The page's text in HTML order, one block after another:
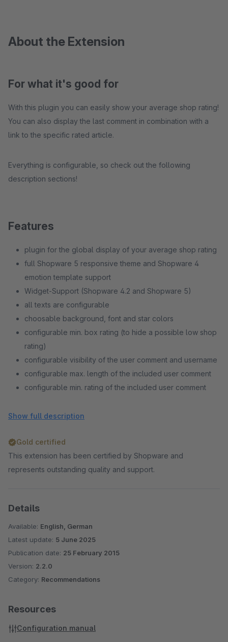
About the Extension
For what it's good for
With this plugin you can easily show your average shop rating!
You can also display the last comment in combination with a
link to the specific rated article.
Everything is configurable, so check out the following
description sections!
Features
plugin for the global display of your average shop rating
full Shopware 5 responsive theme and Shopware 4
emotion template support
Widget-Support (Shopware 4.2 and Shopware 5)
all texts are configurable
choosable background, font and star colors
configurable min. box rating (to hide a possible low shop
rating)
configurable visibility of the user comment and username
configurable max. length of the included user comment
configurable min. rating of the included user comment
full subshop support
Show full description
Gold certified
This extension has been certified by Shopware and
represents outstanding quality and support.
Details
Available: English, German
Latest update: 5 June 2025
Publication date: 25 February 2015
Version: 2.2.0
Category: Recommendations
Resources
Configuration manual